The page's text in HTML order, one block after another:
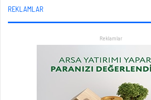
REKLAMLAR
Reklamlar